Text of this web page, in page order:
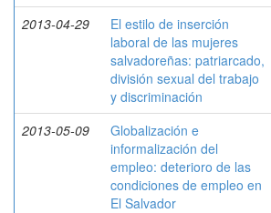
2013-04-29
El estilo de inserción
laboral de las mujeres
salvadoreñas: patriarcado,
división sexual del trabajo
y discriminación
2013-05-09
Globalización e
informalización del
empleo: deterioro de las
condiciones de empleo en
El Salvador